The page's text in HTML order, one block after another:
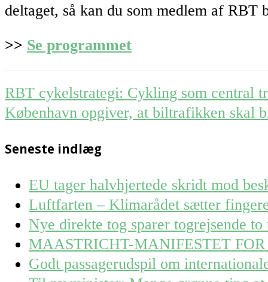
deltaget, så kan du som medlem af RBT
>> Se programmet
Post
navigation
RBT cykelstrategi: Cykling som central
København opgiver, at biltrafikken skal
Seneste indlæg
EU tager halvhjertede skridt mod
Luftfarten – Klimarådet sætter
Nye direkte tog sparer togrejsende
MAASTRICHT-MANIFESTET
Godt passagerudspil om